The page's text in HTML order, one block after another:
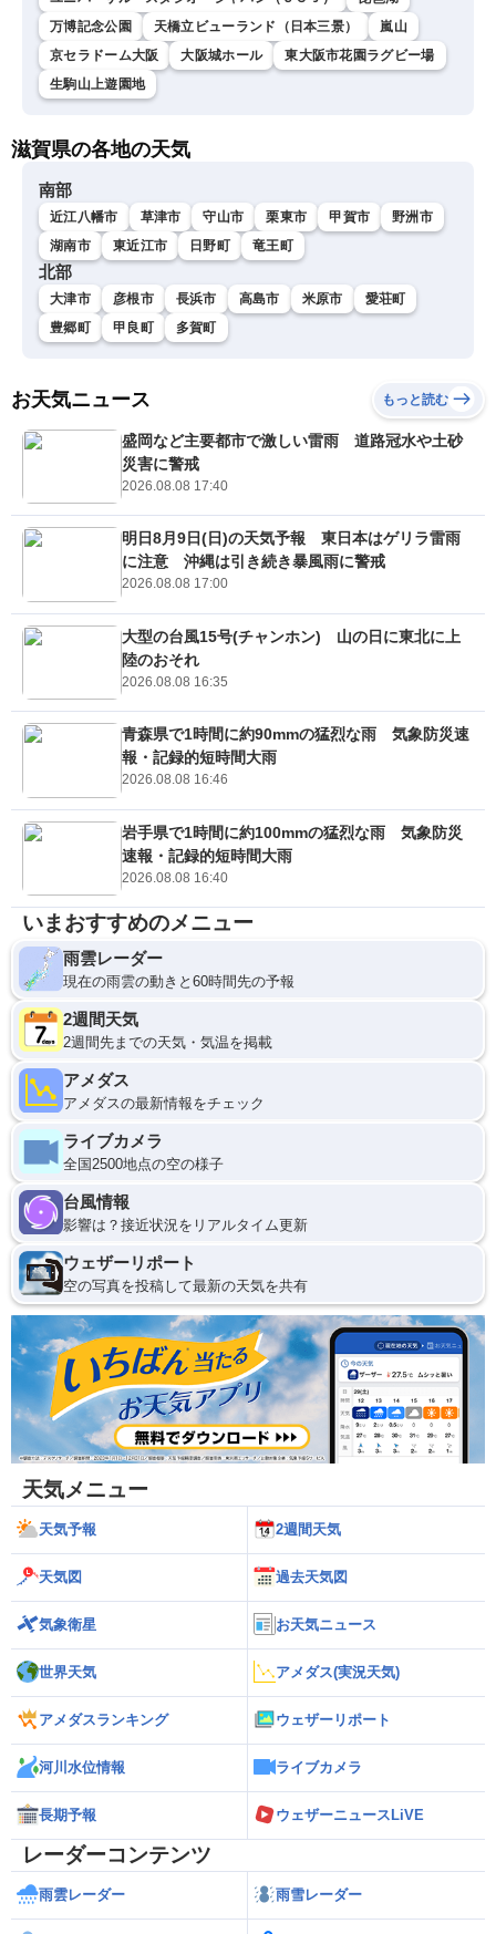
万博記念公園
天橋立ビューランド（日本三景）
嵐山
京セラドーム大阪
大阪城ホール
東大阪市花園ラグビー場
生駒山上遊園地
滋賀県の各地の天気
南部
近江八幡市 草津市 守山市 栗東市 甲賀市
野洲市
湖南市
東近江市 日野町 竜王町
北部
大津市 彦根市 長浜市 高島市 米原市
愛荘町
豊郷町
甲良町 多賀町
お天気ニュース もっと読む
盛岡など主要都市で激しい雷雨 道路冠水や土砂
災害に警戒
2026.08.08 17:40
明日8月9日(日)の天気予報 東日本はゲリラ雷雨
に注意 沖縄は引き続き暴風雨に警戒
2026.08.08 17:00
大型の台風15号(チャンホン) 山の日に東北に上
陸のおそれ
2026.08.08 16:35
青森県で1時間に約90mmの猛烈な雨 気象防災速
報・記録的短時間大雨
2026.08.08 16:46
岩手県で1時間に約100mmの猛烈な雨 気象防災
速報・記録的短時間大雨
2026.08.08 16:40
いまおすすめのメニュー
雨雲レーダー
現在の雨雲の動きと60時間先の予報
2週間天気
2週間先までの天気・気温を掲載
アメダス
アメダスの最新情報をチェック
ライブカメラ
全国2500地点の空の様子
台風情報
影響は？接近状況をリアルタイム更新
ウェザーリポート
空の写真を投稿して最新の天気を共有
天気メニュー
天気予報 2週間天気
天気図 過去天気図
気象衛星 お天気ニュース
世界天気 アメダス(実況天気)
アメダスランキング ウェザーリポート
河川水位情報 ライブカメラ
長期予報 ウェザーニュースLiVE
レーダーコンテンツ
雨雲レーダー 雨雪レーダー